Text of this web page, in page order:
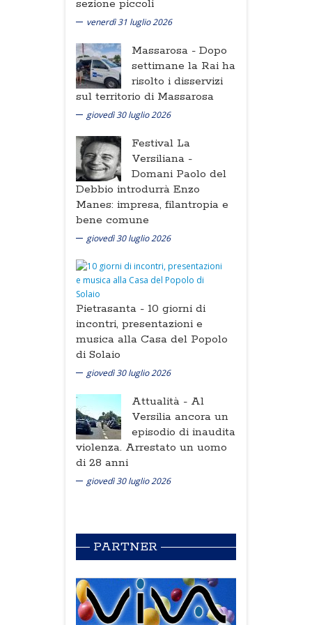
sezione piccoli
venerdì 31 luglio 2026
Massarosa - Dopo
settimane la Rai ha
risolto i disservizi
sul territorio di Massarosa
giovedì 30 luglio 2026
Festival La
Versiliana -
Domani Paolo del
Debbio introdurrà Enzo
Manes: impresa, filantropia e
bene comune
giovedì 30 luglio 2026
Pietrasanta - 10 giorni di
incontri, presentazioni e
musica alla Casa del Popolo
di Solaio
giovedì 30 luglio 2026
Attualità - Al
Versilia ancora un
episodio di inaudita
violenza. Arrestato un uomo
di 28 anni
giovedì 30 luglio 2026
PARTNER